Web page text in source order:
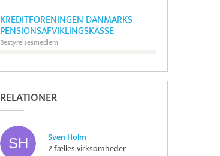
KREDITFORENINGEN DANMARKS
PENSIONSAFVIKLINGSKASSE
Bestyrelsesmedlem
RELATIONER
Sven Holm
2 fælles virksomheder